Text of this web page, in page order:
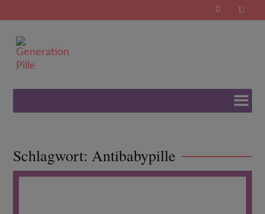
for:
Schlagwort:Antibabypille